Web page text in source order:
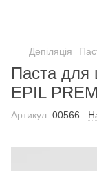
Депіляція
Паста для
EPIL
Артикул: 00566